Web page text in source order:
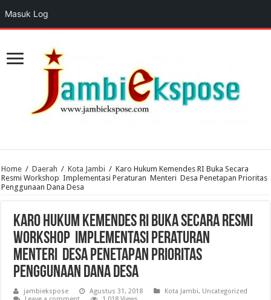
Home / Daerah / Kota Jambi / Karo Hukum Kemendes RI Buka Secara
Resmi Workshop Implementasi Peraturan Menteri Desa Penetapan Prioritas
Penggunaan Dana Desa
Karo Hukum Kemendes RI Buka Secara Resmi
Workshop Implementasi Peraturan
Menteri Desa Penetapan Prioritas
Penggunaan Dana Desa
jambiekspose Agustus 31, 2018 Kota Jambi, Uncategorized
Masuk Log